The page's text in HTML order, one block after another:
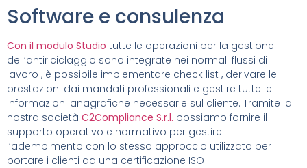
Software e consulenza
Con il modulo Studio tutte le operazioni per la gestione
dell’antiriciclaggio sono integrate nei normali flussi di
lavoro , è possibile implementare check list , derivare le
prestazioni dai mandati professionali e gestire tutte le
informazioni anagrafiche necessarie sul cliente. Tramite la
nostra società C2Compliance S.r.l. possiamo fornire il
supporto operativo e normativo per gestire
l’adempimento con lo stesso approccio utilizzato per
portare i clienti ad una certificazione ISO